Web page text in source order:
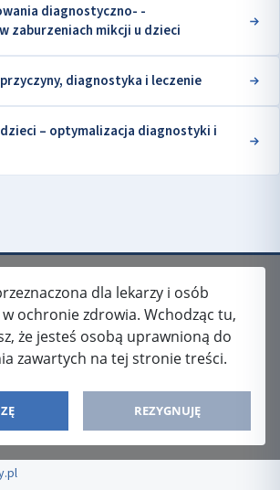
diagnostyczno- -
zaburzeniach mikcji u dzieci
diagnostyka i leczenie
– optymalizacja diagnostyki i
dla lekarzy i osób
ochronie zdrowia. Wchodząc tu,
że jesteś osobą uprawnioną do
zawartych na tej stronie treści.
REZYGNUJĘ